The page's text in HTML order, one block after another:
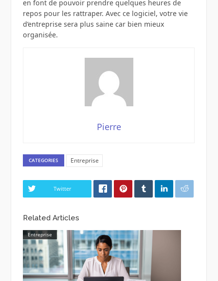
en font de pouvoir prendre quelques heures de
repos pour les rattraper. Avec ce logiciel, votre vie
d’entreprise sera plus saine car bien mieux
organisée.
Pierre
CATEGORIES Entreprise
Twitter
Related Articles
Entreprise